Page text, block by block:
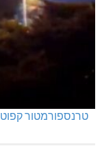
טרנספורמטור קפוט